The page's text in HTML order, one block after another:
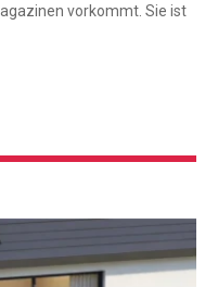
vorkommt. Sie ist